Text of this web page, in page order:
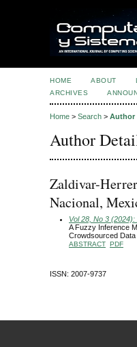
HOME ABOUT
ARCHIVES
Home > Search > Author
Author
Zaldivar-
Nacional,
Vol 28, No 3
A Fuzzy Inference
Crowdsourced Data
ABSTRACT PDF
ISSN: 2007-9737